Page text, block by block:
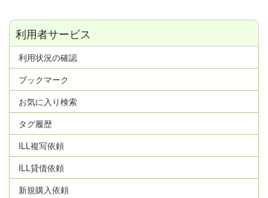
利用者サービス
利用状況の確認
ブックマーク
お気に入り検索
タグ履歴
ILL複写依頼
ILL貸借依頼
新規購入依頼